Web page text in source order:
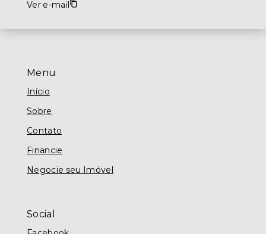
Menu
Início
Sobre
Contato
Financie
Negocie seu Imóvel
Social
Ver e-mail